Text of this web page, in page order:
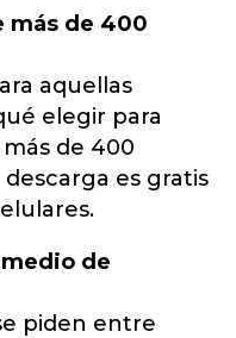
más de 400
aquellas
elegir para
de 400
es gratis
de
piden entre